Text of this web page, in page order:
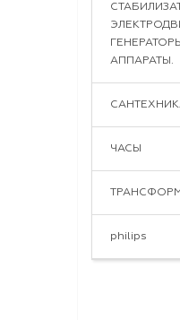
АППАРАТЫ.
ЧАСЫ
philips